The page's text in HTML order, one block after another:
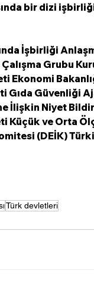
bir dizi
İşbirliği
Grubu
Ekonomi
Gıda Güvenliği
İlişkin Niyet
Küçük ve Orta
(DEİK)
Türk devletleri